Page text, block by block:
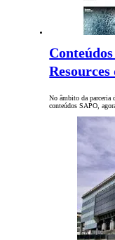
No âmbito da parceria
conteúdos SAPO,